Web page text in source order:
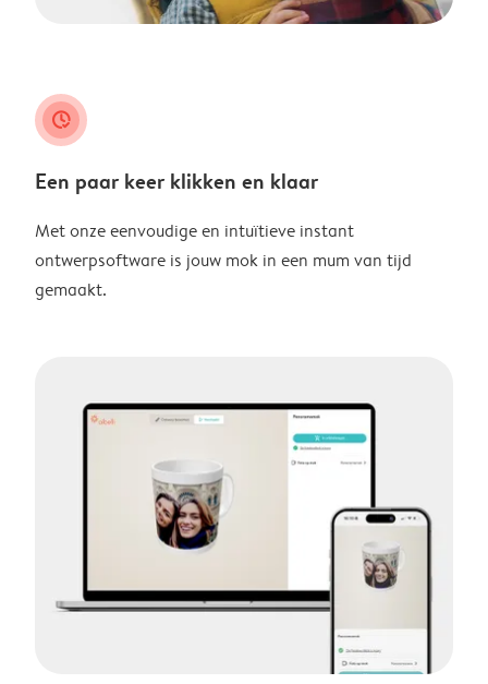
clock_check
Een paar keer klikken en klaar
Met onze eenvoudige en intuïtieve instant
ontwerpsoftware is jouw mok in een mum van tijd
gemaakt.